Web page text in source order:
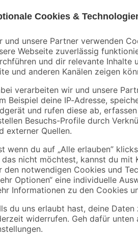
44 Ø 10
Solar-Spießlampe
x 54,5 cm
12,99 €
Atmosphäre
22 Watt